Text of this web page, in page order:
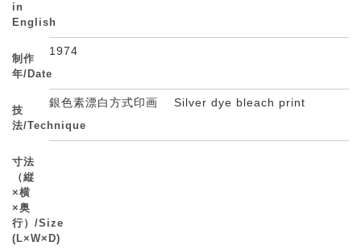
in
English
制作
年/Date
1974
技
法/Technique
銀色素漂白方式印画 Silver dye bleach print
寸法
（縦
×横
×奥
行）/Size
(L×W×D)